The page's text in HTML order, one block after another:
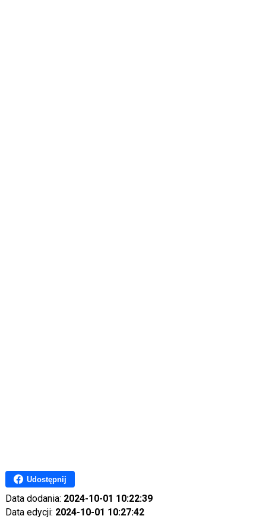
Udostępnij
Data dodania: 2024-10-01 10:22:39
Data edycji: 2024-10-01 10:27:42